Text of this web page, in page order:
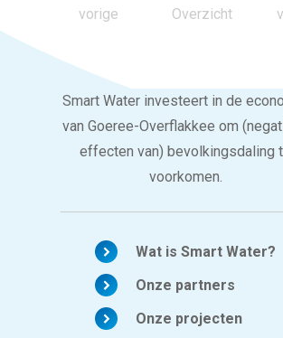
vorige Overzicht
Smart Water investeert in de
van Goeree-Overflakkee om
effecten van) bevolkingsdaling
voorkomen.
Wat is Smart Water?
Onze partners
Onze projecten